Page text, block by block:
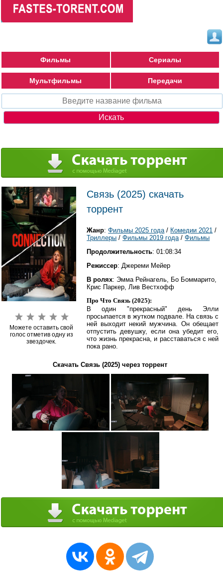
Фильмы Сериалы
Мультфильмы Передачи
Можете оставить свой
голос отметив одну из
звездочек.
Связь (2025) скачать
торрент
Жанр:Фильмы 2025 года/ Комедии 2021 /
Триллеры /Фильмы 2019 года/Фильмы
Продолжительность: 01:08:34
Режиссер: Джереми Мейер
В ролях: Эмма Рейнагель, Бо Боммарито,
Крис Паркер, Лив Вестхофф
Про Что Связь (2025):
В один "прекрасный" день Элли
просыпается в жутком подвале. На связь с
ней выходит некий мужчина. Он обещает
отпустить девушку, если она убедит его,
что жизнь прекрасна, и расставаться с ней
пока рано.
Скачать Связь (2025) через торрент